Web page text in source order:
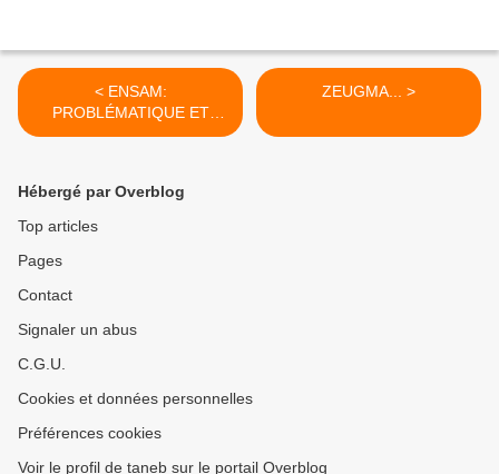
< ENSAM:
PROBLÉMATIQUE ET
DÉBAT... (11-09-2015)
ZEUGMA... >
Hébergé par Overblog
Top articles
Pages
Contact
Signaler un abus
C.G.U.
Cookies et données personnelles
Préférences cookies
Voir le profil de taneb sur le portail Overblog